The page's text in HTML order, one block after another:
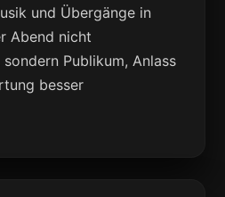
und Übergänge in
Abend nicht
Publikum, Anlass
besser